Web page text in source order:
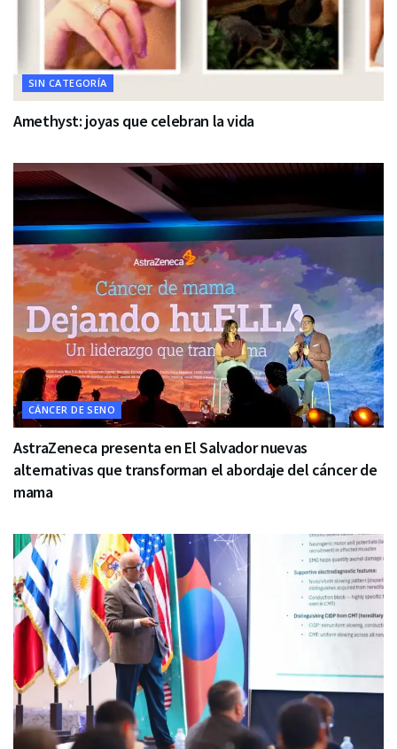
SIN CATEGORÍA
Amethyst: joyas que celebran la vida
CÁNCER DE SENO
AstraZeneca presenta en El Salvador nuevas
alternativas que transforman el abordaje del cáncer de
mama